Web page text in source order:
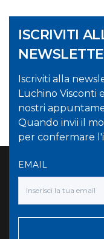
ISCRIVITI
Iscriviti alla
Luchino Visconti
nostri
Quando invii il
per confermare
EMAIL